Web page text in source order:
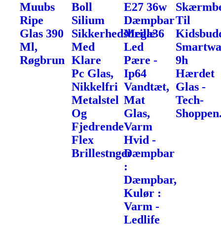
Muubs
Ripe
Glas 390
Ml,
Røgbrun
Boll
Silium
Sikkerhedsbrille
Med
Klare
Pc Glas,
Nikkelfri
Metalstel
Og
Fjedrende
Flex
Brillestnger
E27 36w
Dæmpbar
Mega36
Led
Pære -
Ip64
Vandtæt,
Mat
Glas,
Varm
Hvid -
Dæmpbar
:
Dæmpbar,
Kulør :
Varm -
Ledlife
Til
9h
Hærdet
Glas -
Tech-